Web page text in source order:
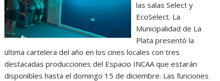
las salas Select y
EcoSelect. La
Municipalidad de La
Plata presentó la
última cartelera del año en los cines locales con tres
destacadas producciones del Espacio INCAA que estarán
disponibles hasta el domingo 15 de diciembre. Las funciones